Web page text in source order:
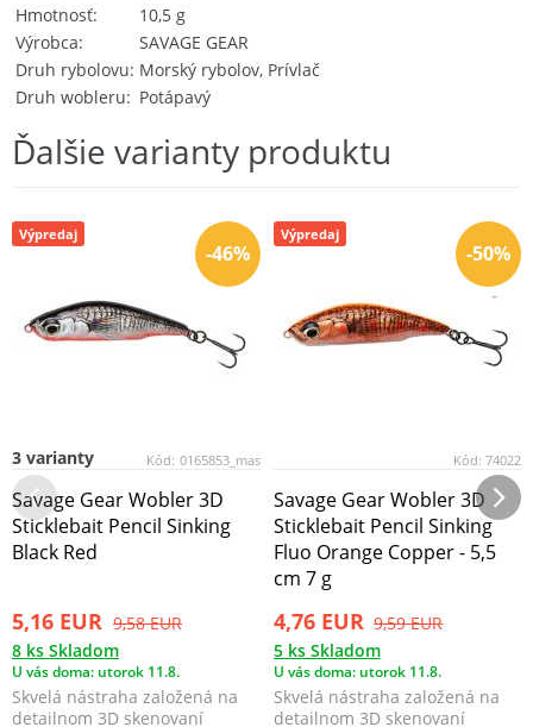
Hmotnosť
10,5 g
Výrobca
SAVAGE GEAR
Druh rybolovu Morský rybolov, Prívlač
Druh wobleru
Potápavý
Ďalšie varianty produktu
-46%
Výpredaj
Kód: 0165853_mas
3 varianty
Savage Gear Wobler 3D
Sticklebait Pencil Sinking
Black Red
5,16 EUR 9,58 EUR
8 ks Skladom
U vás doma: utorok 11.8.
Skvelá nástraha založená na
detailnom 3D skenovaní
-50%
Výpredaj
Kód: 74022
Savage Gear Wobler 3D
Sticklebait Pencil Sinking
Fluo Orange Copper - 5,5
cm 7 g
4,76 EUR 9,59 EUR
5 ks Skladom
U vás doma: utorok 11.8.
Skvelá nástraha založená na
detailnom 3D skenovaní